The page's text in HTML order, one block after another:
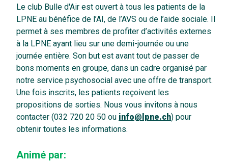
Le club Bulle d'Air est ouvert à tous les patients de la
LPNE au bénéfice de l’AI, de l’AVS ou de l’aide sociale. Il
permet à ses membres de profiter d’activités externes
à la LPNE ayant lieu sur une demi-journée ou une
journée entière. Son but est avant tout de passer de
bons moments en groupe, dans un cadre organisé par
notre service psychosocial avec une offre de transport.
Une fois inscrits, les patients reçoivent les
propositions de sorties. Nous vous invitons à nous
contacter (032 720 20 50 ou info@lpne.ch) pour
obtenir toutes les informations.
Animé par: